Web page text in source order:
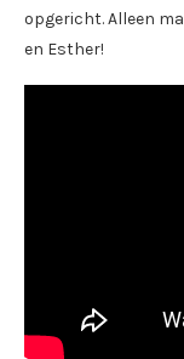
opgericht. Alleen
en Esther!